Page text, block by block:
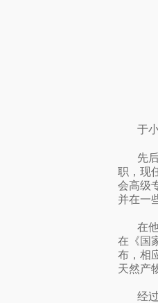
于
先
职，现
会高级
并在一
在
在《国
布，相
天然产
经